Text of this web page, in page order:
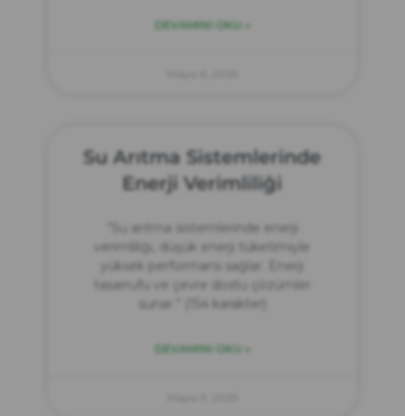
DEVAMINI OKU »
Su Arıtma Sistemlerinde
Enerji Verimliliği
“Su arıtma sistemlerinde enerji
verimliliği, düşük enerji tüketimiyle
yüksek performans sağlar. Enerji
tasarrufu ve çevre dostu çözümler
sunar.” (154 karakter)
DEVAMINI OKU »